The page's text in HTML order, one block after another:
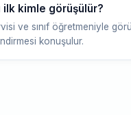
kimle görüşülür?
ve sınıf öğretmeniyle
konuşulur.